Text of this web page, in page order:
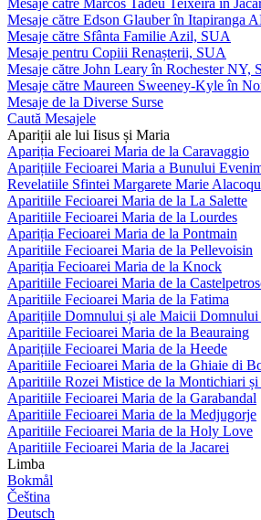
Mesaje către Edson Glauber în Itapiranga
Mesaje către Sfânta Familie Azil, SUA
Mesaje pentru Copiii Renașterii, SUA
Mesaje către John Leary în Rochester NY,
Mesaje către Maureen Sweeney-Kyle în
Mesaje de la Diverse Surse
Caută Mesajele
Apariții ale lui Iisus și Maria
Apariția Fecioarei Maria de la Caravaggio
Aparițiile Fecioarei Maria a Bunului
Revelatiile Sfintei Margarete Marie
Aparitiile Fecioarei Maria de la La Salette
Aparitiile Fecioarei Maria de la Lourdes
Apariția Fecioarei Maria de la Pontmain
Aparitiile Fecioarei Maria de la Pellevoisin
Apariția Fecioarei Maria de la Knock
Aparitiile Fecioarei Maria de la
Aparitiile Fecioarei Maria de la Fatima
Aparițiile Domnului și ale Maicii Domnului
Aparitiile Fecioarei Maria de la Beauraing
Aparițiile Fecioarei Maria de la Heede
Aparitiile Fecioarei Maria de la Ghiaie di
Aparitiile Rozei Mistice de la Montichiari și
Aparitiile Fecioarei Maria de la Garabandal
Aparitiile Fecioarei Maria de la Medjugorje
Aparitiile Fecioarei Maria de la Holy Love
Aparitiile Fecioarei Maria de la Jacarei
Limba
Bokmål
Čeština
Deutsch